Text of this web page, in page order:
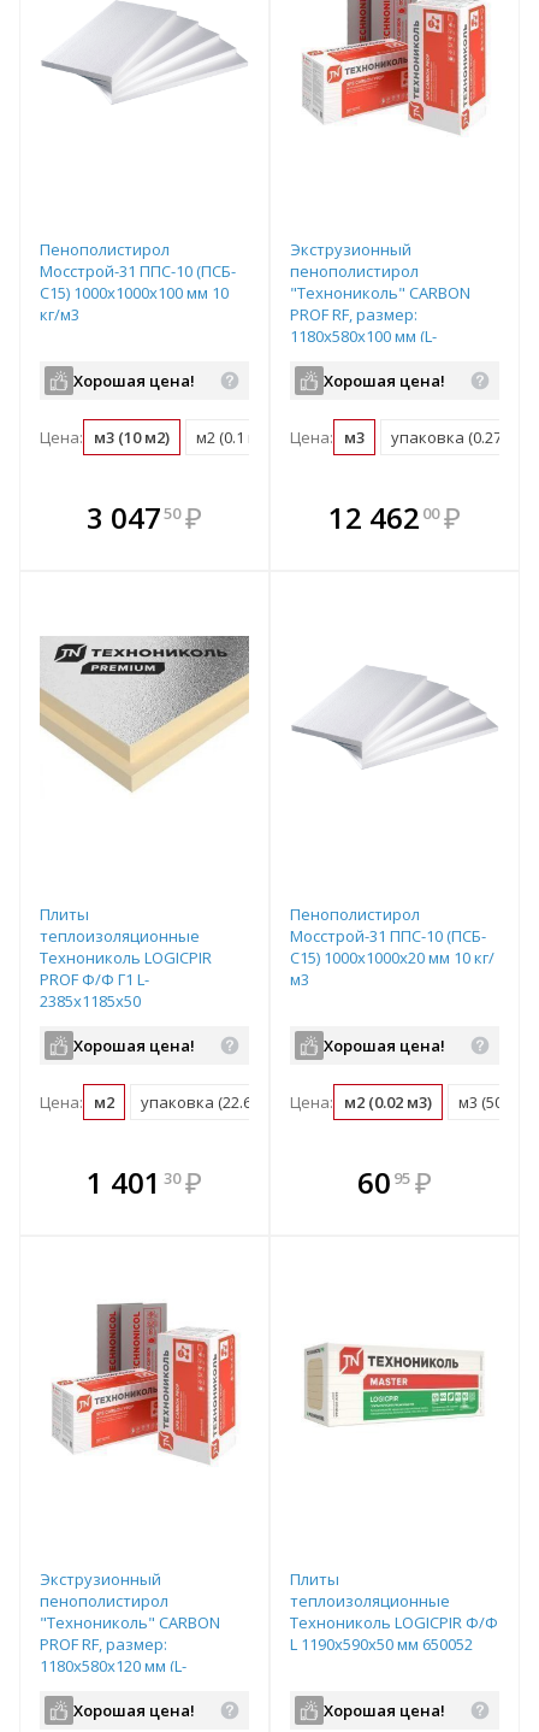
Пенополистирол
Мосстрой-31 ППС-10 (ПСБ-
С15) 1000х1000х100 мм 10
кг/м3
Хорошая цена!
Цена: м3 (10 м2) м2 (0.1 м3) упаковка (0.6 м3)
3 04750 ₽
В комплекте
всегда выгоднее!
Экструзионный
пенополистирол
"Технониколь" CARBON
PROF RF, размер:
1180х580х100 мм (L-
арт. 584896
Хорошая цена!
Цена: м3 упаковка (0.274 м3)
В комплекте
всегда выгоднее!
12 462 00 ₽
Плиты
теплоизоляционные
Технониколь LOGICPIR
PROF Ф/Ф Г1 L-
2385х1185х50
Хорошая цена!
Цена: м2 упаковка (22.61 м2)
1 401 30 ₽
В комплекте
всегда выгоднее!
Пенополистирол
Мосстрой-31 ППС-10 (ПСБ-
С15) 1000х1000х20 мм 10 кг/
м3
Хорошая цена!
Цена: м2 (0.02 м3) м3 (50 м2)
В комплекте
всегда выгоднее!
60 95 ₽
Экструзионный
пенополистирол
"Технониколь" CARBON
PROF RF, размер:
1180х580х120 мм (L-
арт. 584899
Хорошая цена!
Плиты
теплоизоляционные
Технониколь LOGICPIR Ф/Ф
L 1190х590х50 мм 650052
Хорошая цена!